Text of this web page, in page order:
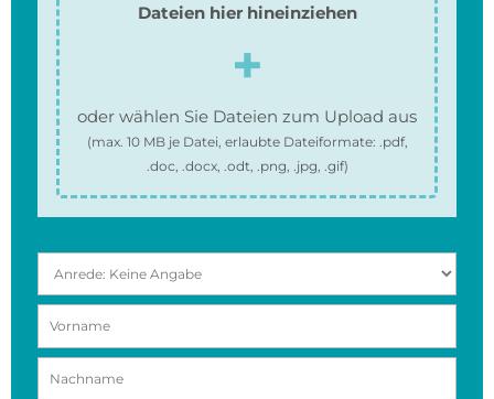
Dateien hier hineinziehen
oder wählen Sie Dateien zum Upload aus
(max. 10 MBje Datei, erlaubte Dateiformate: .pdf,
.doc, .docx, .odt, .png, .jpg, .gif)